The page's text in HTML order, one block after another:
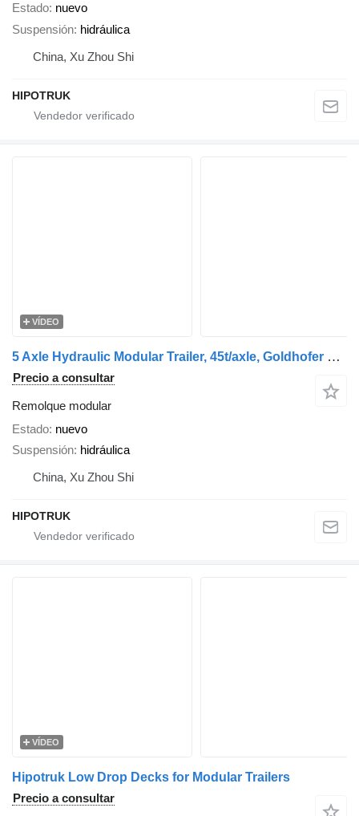
Estado nuevo
Suspensión hidráulica
China, Xu Zhou Shi
HIPOTRUK
VÍDEO
5 Axle Hydraulic Modular Trailer, 45t/axle, Goldhofer THP/SL Com
Precio a consultar
Remolque modular
Estado nuevo
Suspensión hidráulica
China, Xu Zhou Shi
HIPOTRUK
VÍDEO
Hipotruk Low Drop Decks for Modular Trailers
Precio a consultar